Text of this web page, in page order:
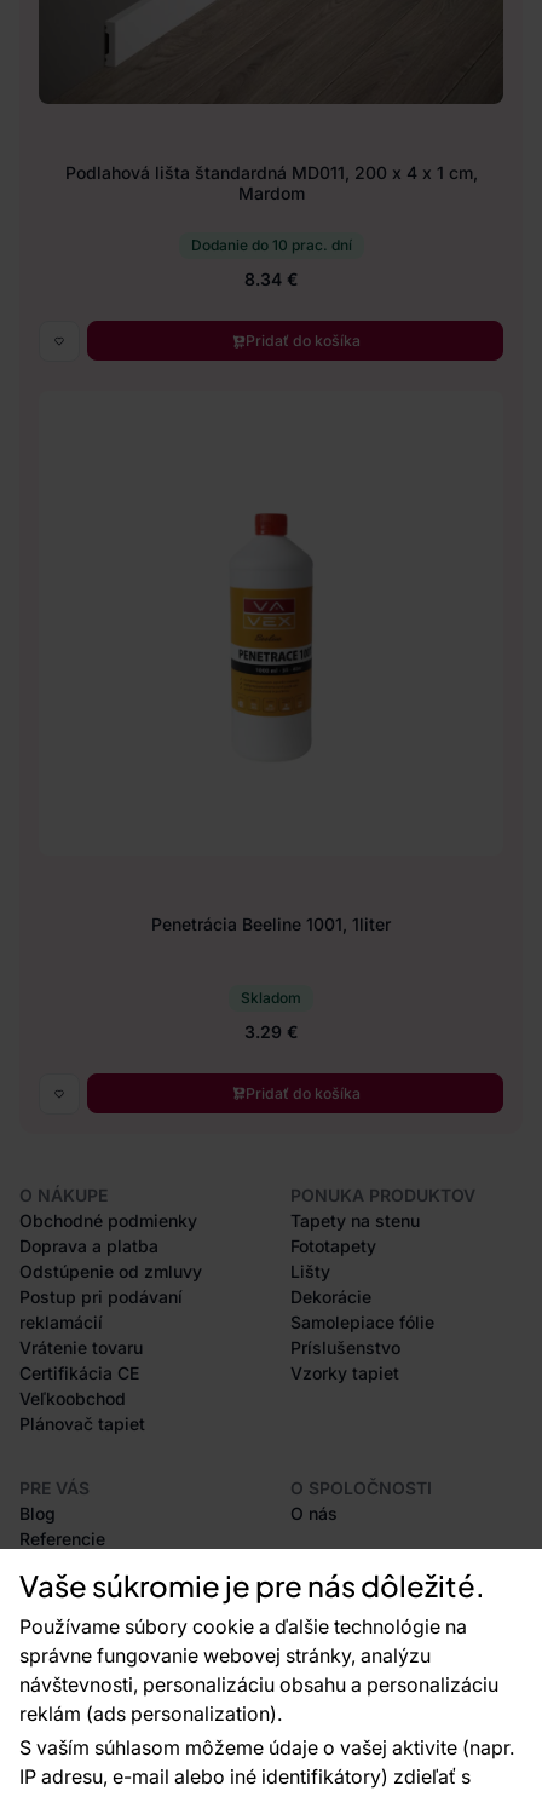
Vaše súkromie je pre nás dôležité.
Používame súbory cookie a ďalšie technológie na
správne fungovanie webovej stránky, analýzu
návštevnosti, personalizáciu obsahu a personalizáciu
reklám (ads personalization).
S vaším súhlasom môžeme údaje o vašej aktivite (napr.
IP adresu, e-mail alebo iné identifikátory) zdieľať s
Podlahová lišta štandardná MD011, 200 x 4 x 1 cm,
Mardom
Dodanie do 10 prac. dní
8.34 €
Pridať do košíka
Penetrácia Beeline 1001, 1liter
Skladom
3.29 €
Pridať do košíka
O NÁKUPE
Obchodné podmienky
Doprava a platba
Odstúpenie od zmluvy
Postup pri podávaní
reklamácií
Vrátenie tovaru
Certifikácia CE
Veľkoobchod
Plánovač tapiet
PONUKA PRODUKTOV
Tapety na stenu
Fototapety
Lišty
Dekorácie
Samolepiace fólie
Príslušenstvo
Vzorky tapiet
PRE VÁS
Blog
Referencie
Rady a tipy
Najčastejšie otázky
O SPOLOČNOSTI
O nás
Kontakty
Sme tu pre vás 24 hodín denne, 7 dní v
týždni